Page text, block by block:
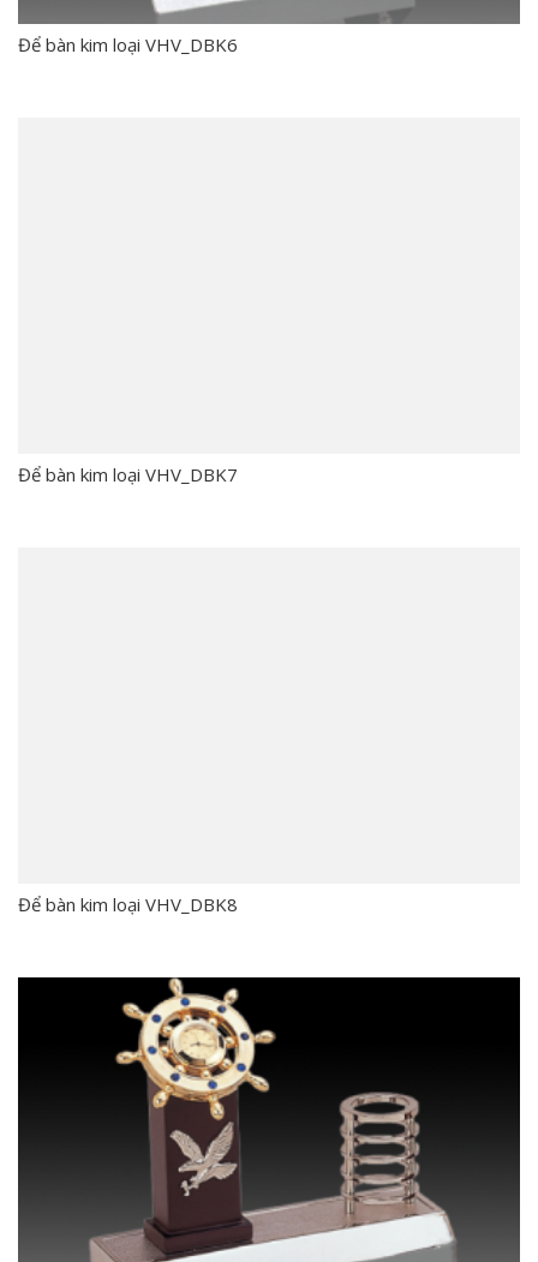
Để bàn kim loại VHV_DBK6
Để bàn kim loại VHV_DBK7
Để bàn kim loại VHV_DBK8